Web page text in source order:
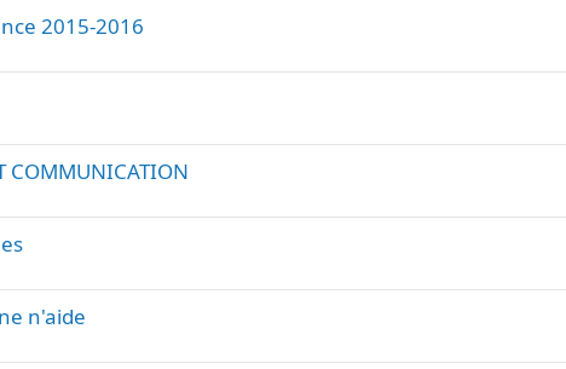
2015-2016
COMMUNICATION
n'aide